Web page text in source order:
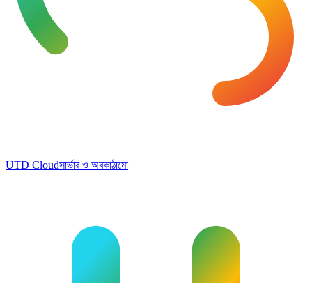
UTD Cloudসার্ভার ও অবকাঠামো